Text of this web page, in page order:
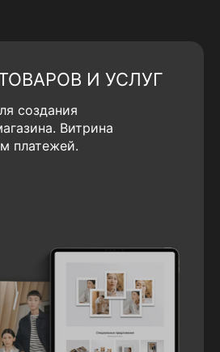
И УСЛУГ
создания
Витрина
платежей.